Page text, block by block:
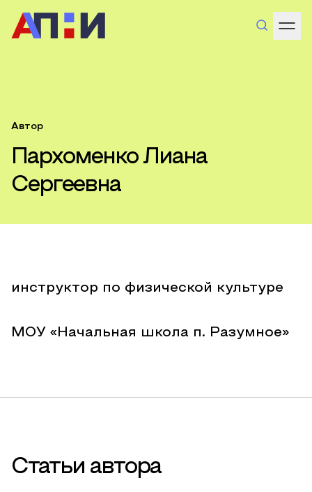
Автор
Пархоменко Лиана
Сергеевна
инструктор по физической культуре
МОУ «Начальная школа п. Разумное»
Статьи автора